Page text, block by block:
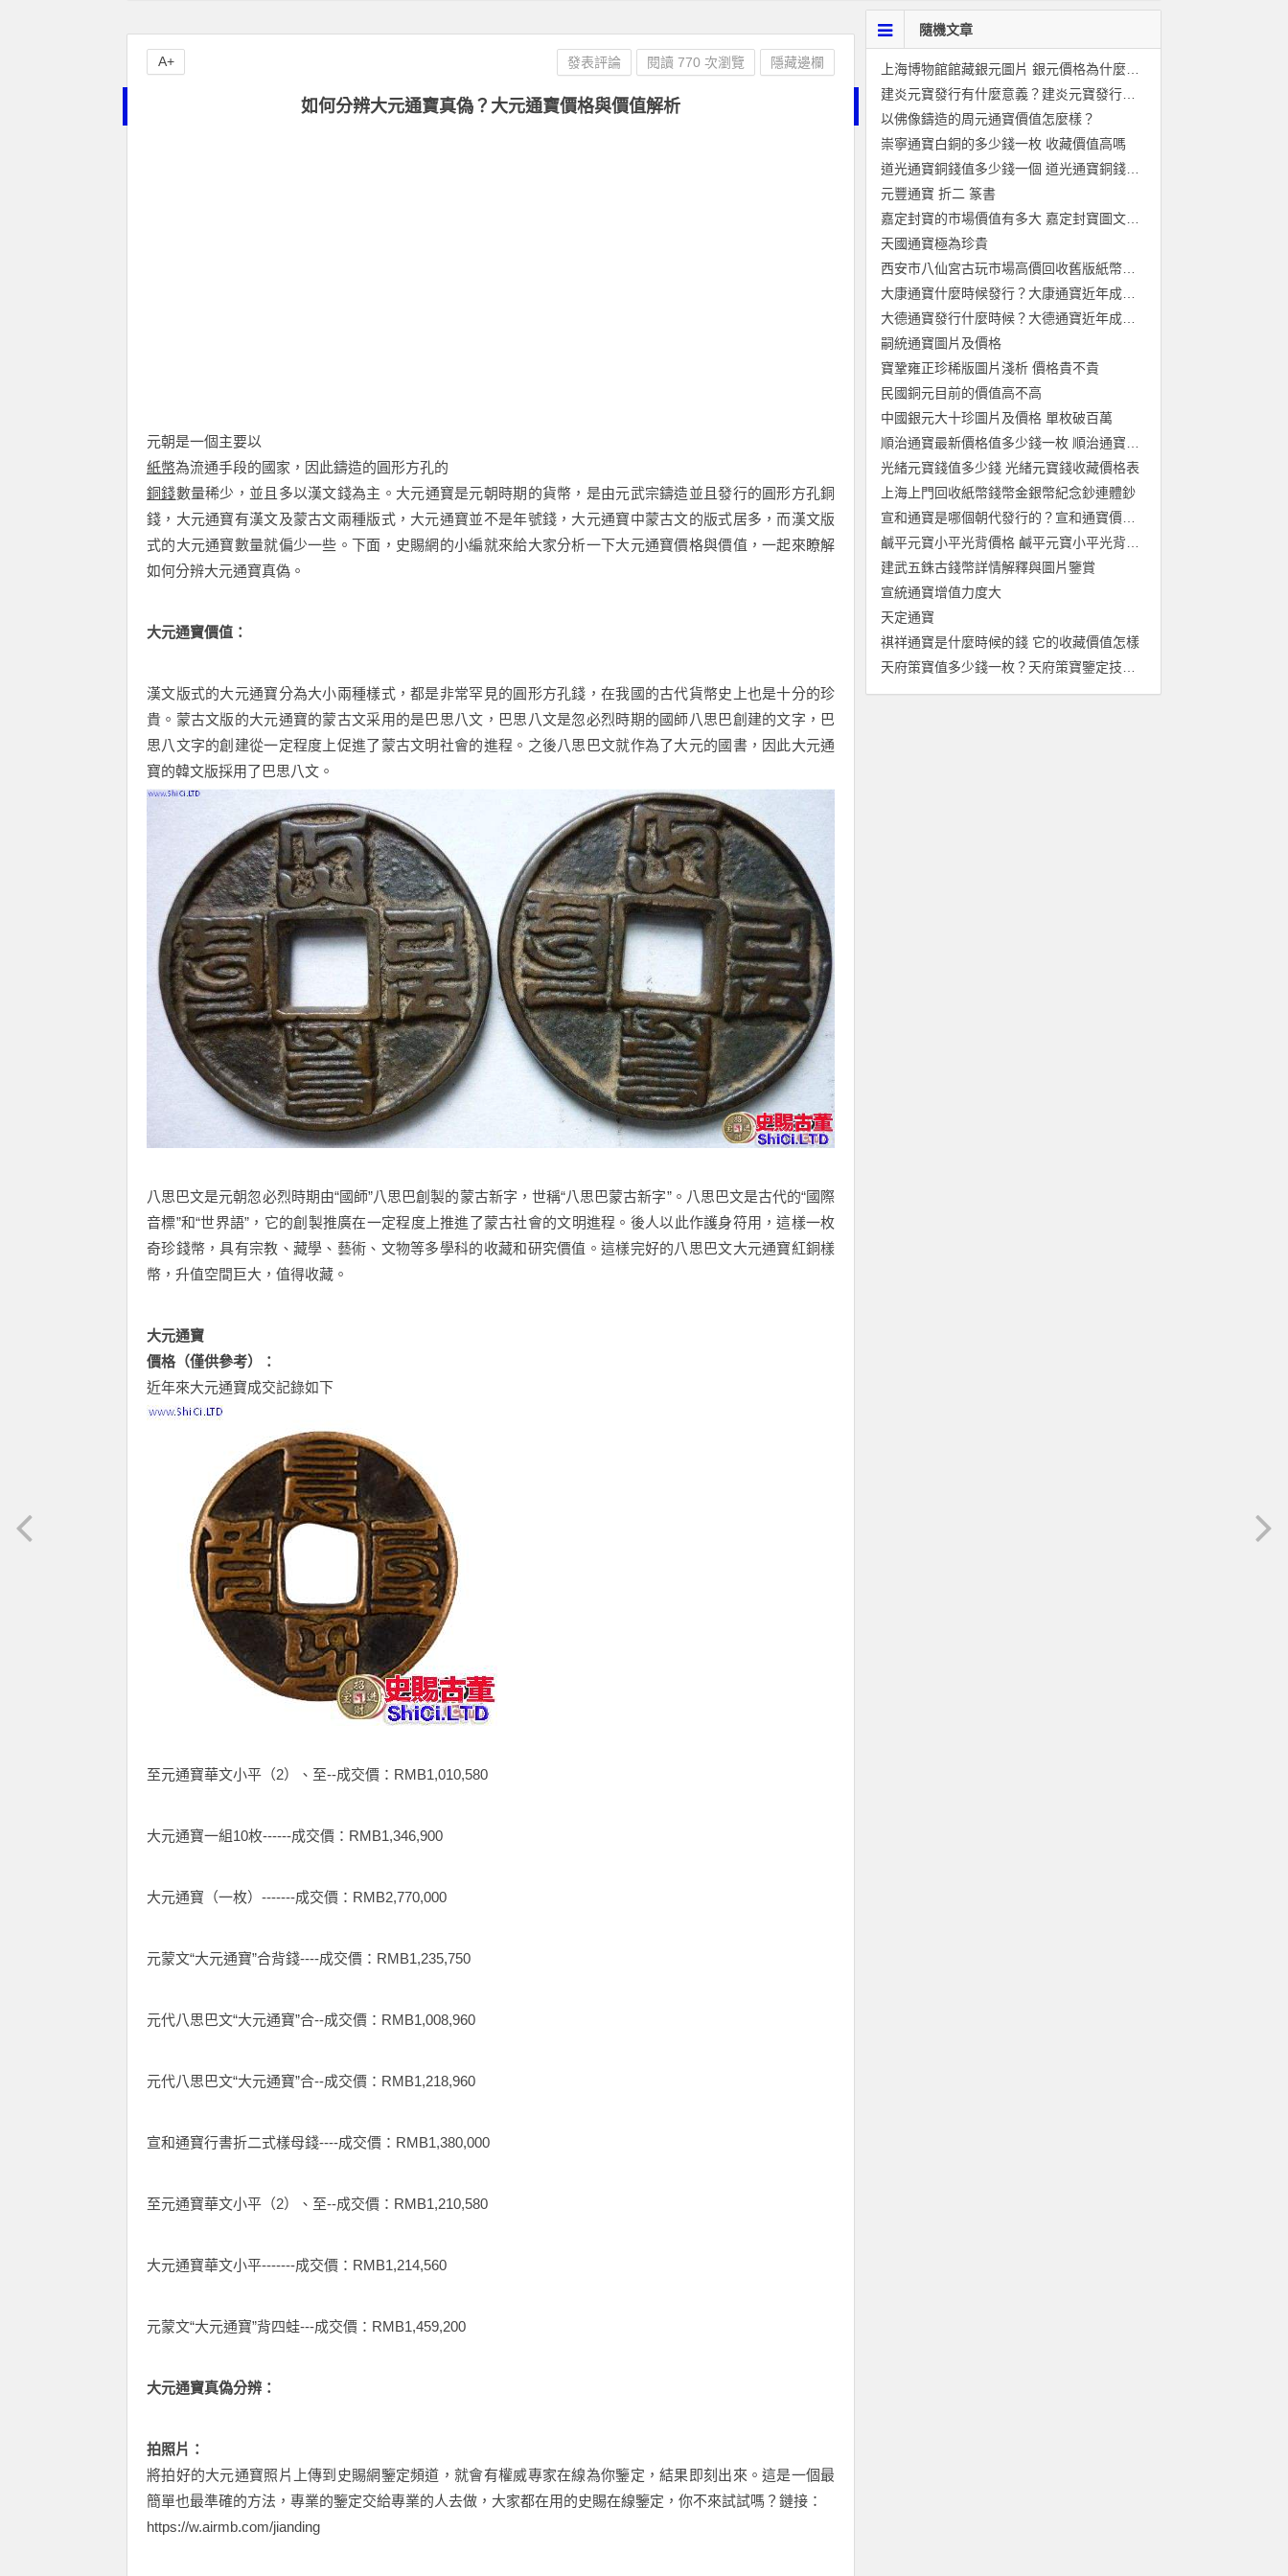
如何分辨大元通寶真偽？大元通寶價格與價值解析
元朝是一個主要以
紙幣為流通手段的國家，因此鑄造的圓形方孔的
銅錢數量稀少，並且多以漢文錢為主。大元通寶是元朝時期的貨幣，是由元武宗鑄造並且發行的圓形方孔銅
錢，大元通寶有漢文及蒙古文兩種版式，大元通寶並不是年號錢，大元通寶中蒙古文的版式居多，而漢文版
式的大元通寶數量就偏少一些。下面，史賜網的小編就來給大家分析一下大元通寶價格與價值，一起來瞭解
如何分辨大元通寶真偽。
大元通寶價值：
漢文版式的大元通寶分為大小兩種樣式，都是非常罕見的圓形方孔錢，在我國的古代貨幣史上也是十分的珍
貴。蒙古文版的大元通寶的蒙古文采用的是巴思八文，巴思八文是忽必烈時期的國師八思巴創建的文字，巴
思八文字的創建從一定程度上促進了蒙古文明社會的進程。之後八思巴文就作為了大元的國書，因此大元通
寶的韓文版採用了巴思八文。
八思巴文是元朝忽必烈時期由“國師”八思巴創製的蒙古新字，世稱“八思巴蒙古新字”。八思巴文是古代的“國際
音標”和“世界語”，它的創製推廣在一定程度上推進了蒙古社會的文明進程。後人以此作護身符用，這樣一枚
奇珍錢幣，具有宗教、藏學、藝術、文物等多學科的收藏和研究價值。這樣完好的八思巴文大元通寶紅銅樣
幣，升值空間巨大，值得收藏。
大元通寶
價格（僅供參考）：
近年來大元通寶成交記錄如下
至元通寶華文小平（2）、至--成交價：RMB1,010,580
大元通寶一組10枚------成交價：RMB1,346,900
大元通寶（一枚）-------成交價：RMB2,770,000
元蒙文“大元通寶”合背錢----成交價：RMB1,235,750
元代八思巴文“大元通寶”合--成交價：RMB1,008,960
元代八思巴文“大元通寶”合--成交價：RMB1,218,960
宣和通寶行書折二式樣母錢----成交價：RMB1,380,000
至元通寶華文小平（2）、至--成交價：RMB1,210,580
大元通寶華文小平-------成交價：RMB1,214,560
元蒙文“大元通寶”背四蛙---成交價：RMB1,459,200
大元通寶真偽分辨：
拍照片：
將拍好的大元通寶照片上傳到史賜網鑒定頻道，就會有權威專家在線為你鑒定，結果即刻出來。這是一個最
簡單也最準確的方法，專業的鑒定交給專業的人去做，大家都在用的史賜在線鑒定，你不來試試嗎？鏈接：
https://w.airmb.com/jianding
發表評論 閱讀 770 次瀏覽 隱藏邊欄
A+
隨機文章
以佛像鑄造的周元通寶價值怎麼樣？
崇寧通寶白銅的多少錢一枚 收藏價值高嗎
元豐通寶 折二 篆書
天國通寶極為珍貴
嗣統通寶圖片及價格
寶鞏雍正珍稀版圖片淺析 價格貴不貴
民國銅元目前的價值高不高
中國銀元大十珍圖片及價格 單枚破百萬
光緒元寶錢值多少錢 光緒元寶錢收藏價格表
上海上門回收紙幣錢幣金銀幣紀念鈔連體鈔
建武五銖古錢幣詳情解釋與圖片鑒賞
宣統通寶增值力度大
天定通寶
祺祥通寶是什麼時候的錢 它的收藏價值怎樣